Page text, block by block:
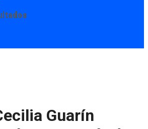
Guarín